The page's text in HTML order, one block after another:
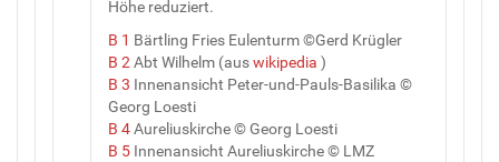
Höhe reduziert.
B 1 Bärtling Fries Eulenturm ©Gerd Krügler
B 2 Abt Wilhelm (auswikipedia )
B 3 Innenansicht Peter-und-Pauls-Basilika ©
Georg Loesti
B 4Aureliuskirche © Georg Loesti
B 5 Innenansicht Aureliuskirche © LMZ